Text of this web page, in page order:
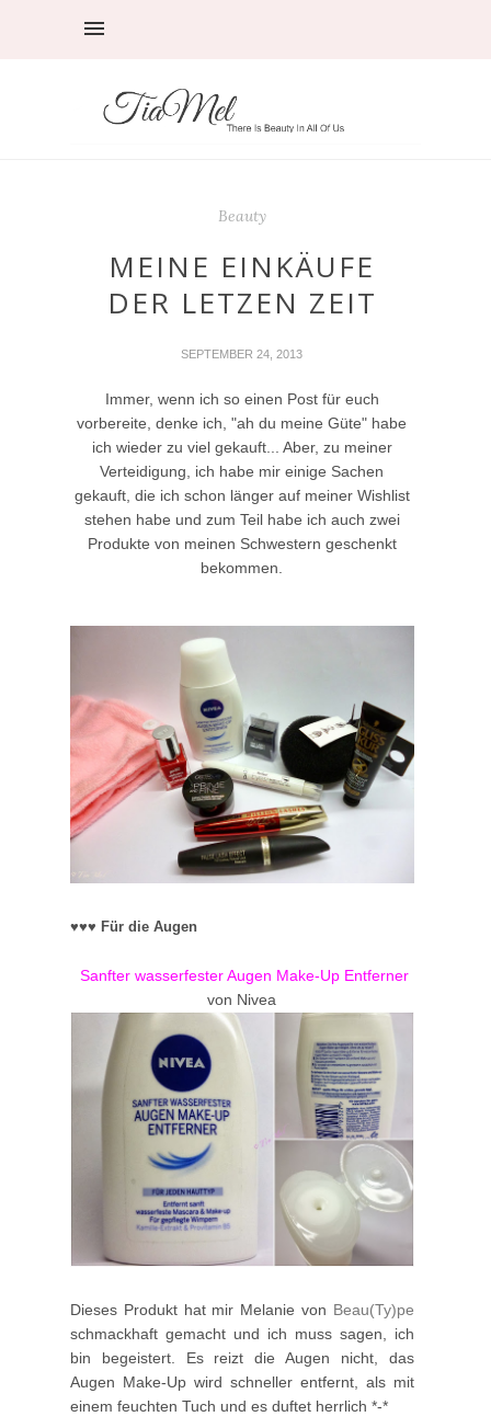
Beauty
MEINE EINKÄUFE
DER LETZEN ZEIT
SEPTEMBER 24, 2013
Immer, wenn ich so einen Post für euch
vorbereite, denke ich, "ah du meine Güte" habe
ich wieder zu viel gekauft... Aber, zu meiner
Verteidigung, ich habe mir einige Sachen
gekauft, die ich schon länger auf meiner Wishlist
stehen habe und zum Teil habe ich auch zwei
Produkte von meinen Schwestern geschenkt
bekommen.
♥♥♥ Für die Augen
Sanfter wasserfester Augen Make-Up Entferner
von Nivea
Dieses Produkt hat mir Melanie von Beau(Ty)pe
schmackhaft gemacht und ich muss sagen, ich
bin begeistert. Es reizt die Augen nicht, das
Augen Make-Up wird schneller entfernt, als mit
einem feuchten Tuch und es duftet herrlich *-*